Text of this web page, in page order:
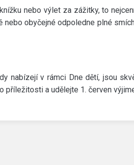
nebo výlet za zážitky, to
obyčejné odpoledne plné
nabízejí v rámci Dne dětí, jsou
a udělejte 1. červen